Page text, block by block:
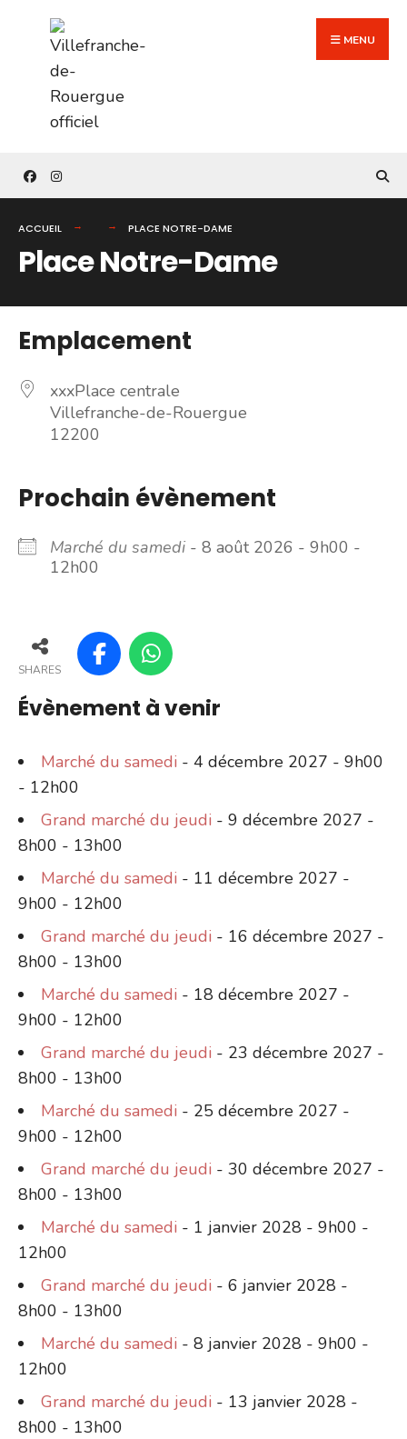
content
MENU
ACCUEIL PLACE NOTRE-DAME
Place Notre-Dame
Emplacement
xxxPlace centrale
Villefranche-de-Rouergue
12200
Prochain évènement
Marché du samedi - 8 août 2026 - 9h00 -
12h00
SHARES
Évènement à venir
Marché du samedi - 4 décembre 2027 - 9h00
- 12h00
Grand marché du jeudi - 9 décembre 2027 -
8h00 - 13h00
Marché du samedi - 11 décembre 2027 -
9h00 - 12h00
Grand marché du jeudi - 16 décembre 2027 -
8h00 - 13h00
Marché du samedi - 18 décembre 2027 -
9h00 - 12h00
Grand marché du jeudi - 23 décembre 2027 -
8h00 - 13h00
Marché du samedi - 25 décembre 2027 -
9h00 - 12h00
Grand marché du jeudi - 30 décembre 2027 -
8h00 - 13h00
Marché du samedi - 1 janvier 2028 - 9h00 -
12h00
Grand marché du jeudi - 6 janvier 2028 -
8h00 - 13h00
Marché du samedi - 8 janvier 2028 - 9h00 -
12h00
Grand marché du jeudi - 13 janvier 2028 -
8h00 - 13h00
for: